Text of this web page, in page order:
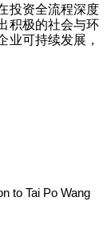
投资全流程深度
积极的社会与环
业可持续发展，
to Tai Po Wang